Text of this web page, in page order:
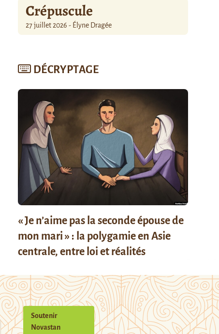
Crépuscule
27 juillet 2026 - Élyne Dragée
DÉCRYPTAGE
« Je n’aime pas la seconde épouse de
mon mari » : la polygamie en Asie
centrale, entre loi et réalités
Soutenir
Novastan